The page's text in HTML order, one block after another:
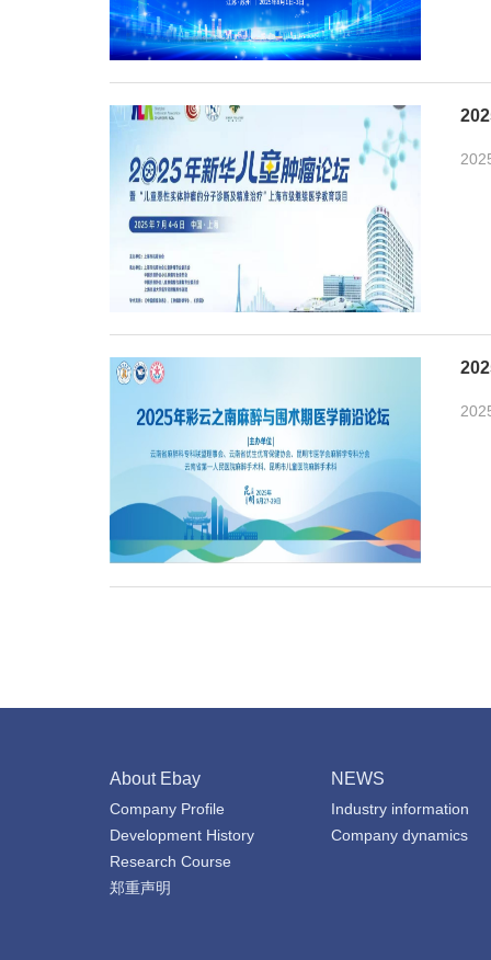
About Ebay
Company Profile
Development History
Research Course
郑重声明
NEWS
Industry information
Company dynamics